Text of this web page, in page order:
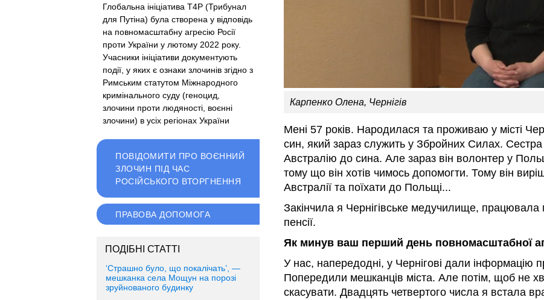
Глобальна ініціатива T4P (Трибунал
для Путіна) була створена у відповідь
на повномасштабну агресію Росії
проти України у лютому 2022 року.
Учасники ініціативи документують
події, у яких є ознаки злочинів згідно з
Римським статутом Міжнародного
кримінального суду (геноцид,
злочини проти людяності, воєнні
злочини) в усіх регіонах України
ПОВІДОМИТИ ПРО ВОЄННИЙ
ЗЛОЧИН ПІД ЧАС
РОСІЙСЬКОГО ВТОРГНЕННЯ
ПРАВОВА ДОПОМОГА
ПОДІБНІ СТАТТІ
‘Страшно було, що покалічать’, —
мешканка села Мощун на порозі
зруйнованого будинку
Карпенко Олена, Чернігів
Мені 57 років. Народилася та проживаю у місті
син, який зараз служить у Збройних Силах.
Австралію до сина. Але зараз він волонтер у
тому що він хотів чимось допомогти. Тому він
Австралії та поїхати до Польщі...
Закінчила я Чернігівське медучилище,
пенсії.
Як минув ваш перший день повномасштабної
У нас, напередодні, у Чернігові дали інформацію
Попередили мешканців міста. Але потім, щоб не
скасувати. Двадцять четвертого числа я встала